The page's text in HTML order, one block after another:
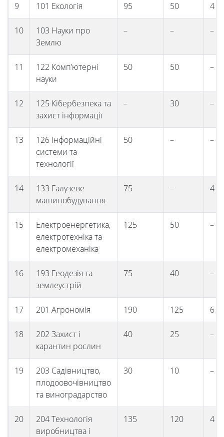
Міжнародна
діяльність
Foreign
Students
Студенту
Ресурси
сервіси
Науковий
ліцей
9 101 Екологія 95 50 4
10
103 Науки про
Землю
– – –
11
122 Комп’ютерні
науки
50 50 –
12
125 Кібербезпека та
захист інформації
– 30 –
13
126 Інформаційні
системи та
технології
50 – –
14
133 Галузеве
машинобудування
75 – 4
15
Електроенергетика,
електротехніка та
електромеханіка
125 50 –
16
193 Геодезія та
землеустрій
75 40 –
17 201 Агрономія 190 125 6
18
202 Захист і
карантин рослин
40 25 –
19
203 Садівництво,
плодоовочівництво
та виноградарство
30 10 –
20
204 Технологія
виробництва і
135 120 4